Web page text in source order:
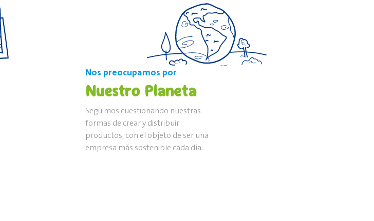
Nos preocupamos por
Nuestro Planeta
Seguimos cuestionando nuestras
formas de crear y distribuir
productos, con el objeto de ser una
empresa más sostenible cada día.